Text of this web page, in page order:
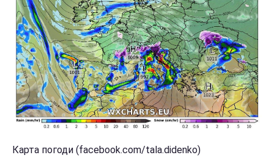
Карта погоди (facebook.com/tala.didenko)